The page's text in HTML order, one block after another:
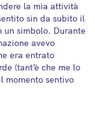
la mia attività
sin da subito il
un simbolo. Durante
avevo
era entrato
(tant’è che me lo
momento sentivo